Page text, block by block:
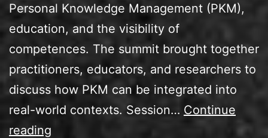
Personal Knowledge Management (PKM),
education, and the visibility of
competences. The summit brought together
practitioners, educators, and researchers to
discuss how PKM can be integrated into
real-world contexts. Session… Continue
reading